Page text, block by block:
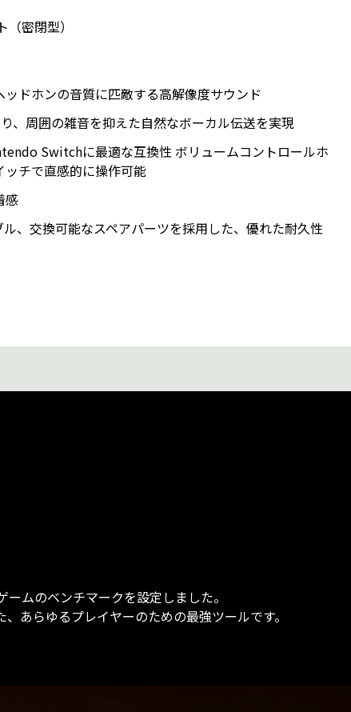
密閉型）
ドホンの音質に匹敵する高解像度サウンド
、周囲の雑音を抑えた自然なボーカル伝送を実現
Switchに最適な互換性 ボリュームコントロールホ
チで直感的に操作可能
感
、交換可能なスペアパーツを採用した、優れた耐久性
ムのベンチマークを設定しました。
あらゆるプレイヤーのための最強ツールです。